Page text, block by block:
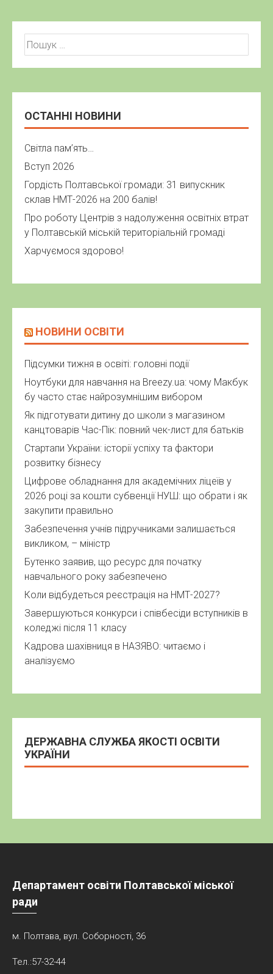
Пошук:
ОСТАННІ НОВИНИ
Світла пам’ять…
Вступ 2026
Гордість Полтавської громади: 31 випускник
склав НМТ-2026 на 200 балів!
Про роботу Центрів з надолуження освітніх втрат
у Полтавській міській територіальній громаді
Харчуємося здорово!
НОВИНИ ОСВІТИ
Підсумки тижня в освіті: головні події
Ноутбуки для навчання на Breezy.ua: чому Макбук
бу часто стає найрозумнішим вибором
Як підготувати дитину до школи з магазином
канцтоварів Час-Пік: повний чек-лист для батьків
Стартапи України: історії успіху та фактори
розвитку бізнесу
Цифрове обладнання для академічних ліцеїв у
2026 році за кошти субвенції НУШ: що обрати і як
закупити правильно
Забезпечення учнів підручниками залишається
викликом, – міністр
Бутенко заявив, що ресурс для початку
навчального року забезпечено
Коли відбудеться реєстрація на НМТ-2027?
Завершуються конкурси і співбесіди вступників в
коледжі після 11 класу
Кадрова шахівниця в НАЗЯВО: читаємо і
аналізуємо
ДЕРЖАВНА СЛУЖБА ЯКОСТІ ОСВІТИ
УКРАЇНИ
Департамент освіти Полтавської міської
ради
м. Полтава, вул. Соборності, 36
Тел.:57-32-44